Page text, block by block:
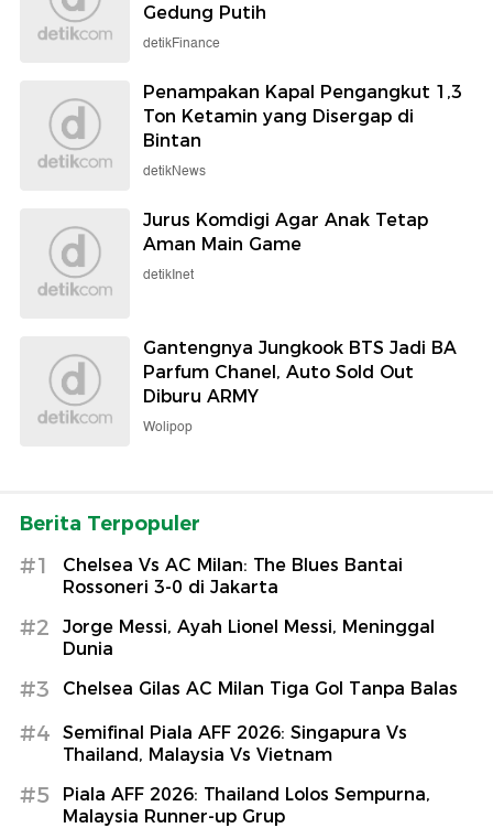
Gedung Putih
detikFinance
Penampakan Kapal Pengangkut 1,3
Ton Ketamin yang Disergap di
Bintan
detikNews
Jurus Komdigi Agar Anak Tetap
Aman Main Game
detikInet
Gantengnya Jungkook BTS Jadi BA
Parfum Chanel, Auto Sold Out
Diburu ARMY
Wolipop
Berita Terpopuler
#1
Chelsea Vs AC Milan: The Blues Bantai
Rossoneri 3-0 di Jakarta
#2
Jorge Messi, Ayah Lionel Messi, Meninggal
Dunia
#3 Chelsea Gilas AC Milan Tiga Gol Tanpa Balas
#4
Semifinal Piala AFF 2026: Singapura Vs
Thailand, Malaysia Vs Vietnam
#5
Piala AFF 2026: Thailand Lolos Sempurna,
Malaysia Runner-up Grup